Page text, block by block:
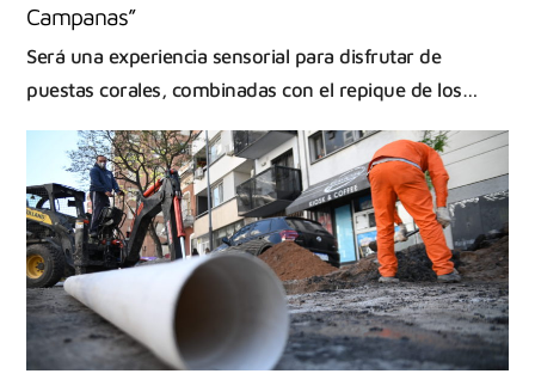
Campanas”
Será una experiencia sensorial para disfrutar de
puestas corales, combinadas con el repique de los…